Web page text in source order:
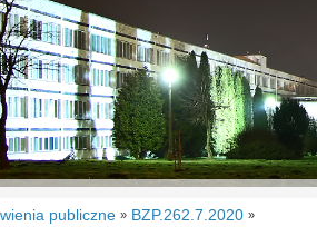
publiczne » BZP.262.7.2020 »